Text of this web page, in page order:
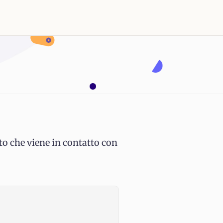
che viene in contatto con